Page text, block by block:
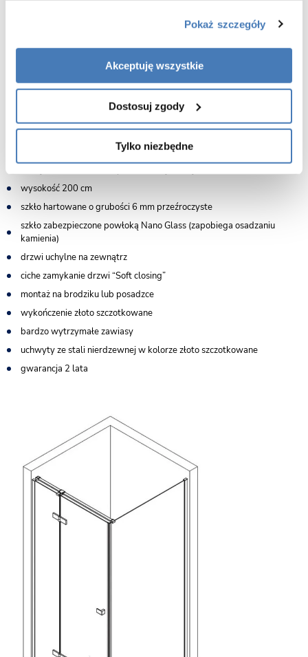
Pokaż szczegóły
Akceptuję wszystkie
Dostosuj zgody
Tylko niezbędne
Cechy kabiny prysznicowej 90x80 Atlas Gold Brushed Rea:
wymiary 90 cm drzwi x 80 cm ścianka
zakres regulacji na profilach: drzwi 872-887 mm kolor profili złoto
szczotkowane
wysokość 200 cm
szkło hartowane o grubości 6 mm przeźroczyste
szkło zabezpieczone powłoką Nano Glass (zapobiega osadzaniu
kamienia)
drzwi uchylne na zewnątrz
ciche zamykanie drzwi “Soft closing”
montaż na brodziku lub posadzce
wykończenie złoto szczotkowane
bardzo wytrzymałe zawiasy
uchwyty ze stali nierdzewnej w kolorze złoto szczotkowane
gwarancja 2 lata